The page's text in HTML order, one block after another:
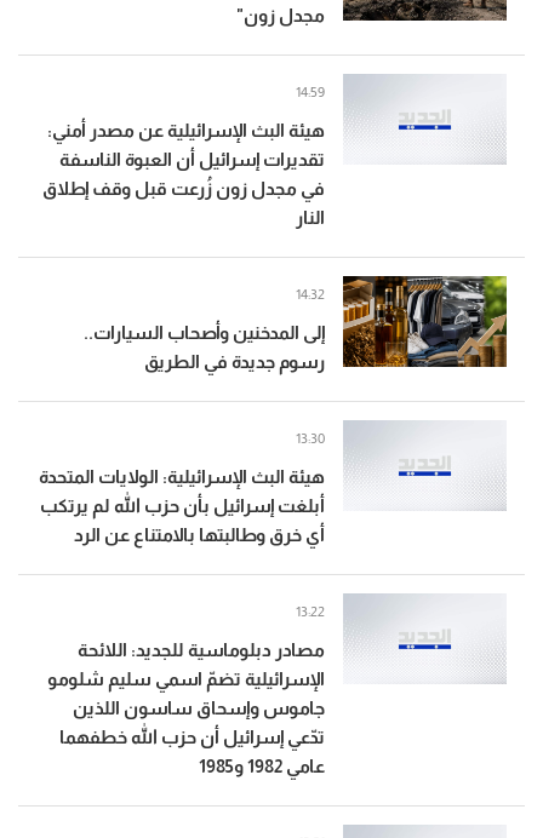
مجدل زون"
هيئة البث الإسرائيلية عن مصدر أمني:
تقديرات إسرائيل أن العبوة الناسفة
في مجدل زون زُرعت قبل وقف إطلاق
النار
14:59
إلى المدخنين وأصحاب السيارات..
رسوم جديدة في الطريق
14:32
هيئة البث الإسرائيلية: الولايات المتحدة
أبلغت إسرائيل بأن حزب الله لم يرتكب
أي خرق وطالبتها بالامتناع عن الرد
13:30
مصادر دبلوماسية للجديد: اللائحة
الإسرائيلية تضمّ اسمي سليم شلومو
جاموس وإسحاق ساسون اللذين
تدّعي إسرائيل أن حزب الله خطفهما
عامي 1982 و1985
13:22